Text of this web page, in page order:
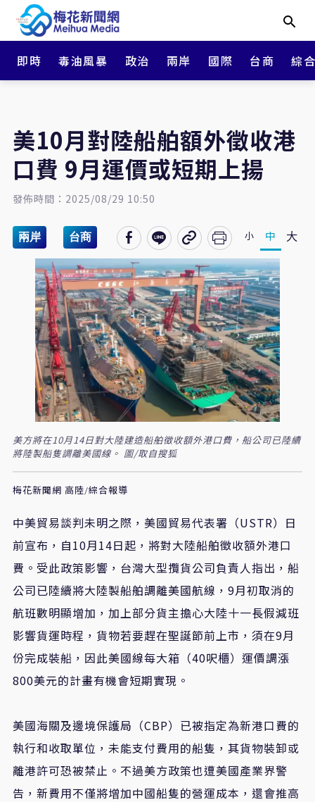
即時 毒油風暴 政治 兩岸 國際 台商 綜
美10月對陸船舶額外徵收港
口費 9月運價或短期上揚
發佈時間：2025/08/29 10:50
兩岸 台商 小 中 大
美方將在10月14日對大陸建造船舶徵收額外港口費，船公司已陸續
將陸製船隻調離美國線。 圖/取自搜狐
梅花新聞網 高陸/綜合報導
中美貿易談判未明之際，美國貿易代表署（USTR）日
前宣布，自10月14日起，將對大陸船舶徵收額外港口
費。受此政策影響，台灣大型攬貨公司負責人指出，船
公司已陸續將大陸製船舶調離美國航線，9月初取消的
航班數明顯增加，加上部分貨主擔心大陸十一長假減班
影響貨運時程，貨物若要趕在聖誕節前上市，須在9月
份完成裝船，因此美國線每大箱（40呎櫃）運價調漲
800美元的計畫有機會短期實現。
美國海關及邊境保護局（CBP）已被指定為新港口費的
執行和收取單位，未能支付費用的船隻，其貨物裝卸或
離港許可恐被禁止。不過美方政策也遭美國產業界警
告，新費用不僅將增加中國船隻的營運成本，還會推高